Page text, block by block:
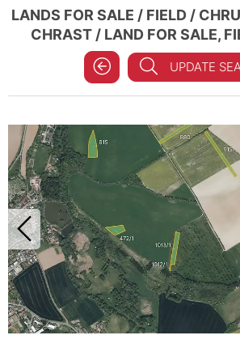
LANDS FOR SALE / FIELD /
CHRAST / LAND FOR SALE,
UPDATE